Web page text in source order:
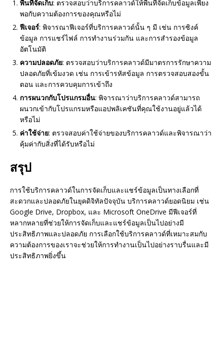
พื้นที่จัดเก็บ: ตรวจสอบว่าบริการคลาวด์ให้พื้นที่จัดเก็บข้อมูลเพียง
พอกับความต้องการของคุณหรือไม่
ฟีเจอร์: พิจารณาฟีเจอร์ที่บริการคลาวด์นั้น ๆ มี เช่น การซิงค์
ข้อมูล การแชร์ไฟล์ การทำงานร่วมกัน และการสำรองข้อมูล
อัตโนมัติ
ความปลอดภัย: ตรวจสอบว่าบริการคลาวด์มีมาตรการรักษาความ
ปลอดภัยที่เข้มงวด เช่น การเข้ารหัสข้อมูล การตรวจสอบสองขั้น
ตอน และการควบคุมการเข้าถึง
การผนวกกับโปรแกรมอื่น: พิจารณาว่าบริการคลาวด์สามารถ
ผนวกเข้ากับโปรแกรมหรือแอปพลิเคชันที่คุณใช้งานอยู่แล้วได้
หรือไม่
ค่าใช้จ่าย: ตรวจสอบค่าใช้จ่ายของบริการคลาวด์และพิจารณาว่า
คุ้มค่ากับสิ่งที่ได้รับหรือไม่
สรุป
การใช้บริการคลาวด์ในการจัดเก็บและแชร์ข้อมูลเป็นทางเลือกที่
สะดวกและปลอดภัยในยุคดิจิทัลปัจจุบัน บริการคลาวด์ยอดนิยม เช่น
Google Drive, Dropbox, และ Microsoft OneDrive มีฟีเจอร์ที่
หลากหลายที่ช่วยให้การจัดเก็บและแชร์ข้อมูลเป็นไปอย่างมี
ประสิทธิภาพและปลอดภัย การเลือกใช้บริการคลาวด์ที่เหมาะสมกับ
ความต้องการของเราจะช่วยให้การทำงานเป็นไปอย่างราบรื่นและมี
ประสิทธิภาพยิ่งขึ้น